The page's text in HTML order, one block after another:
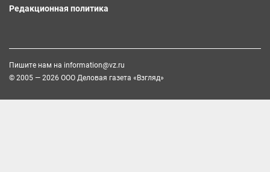
Редакционная политика
Пишите нам на information@vz.ru
© 2005 — 2026 ООО Деловая газета «Взгляд»